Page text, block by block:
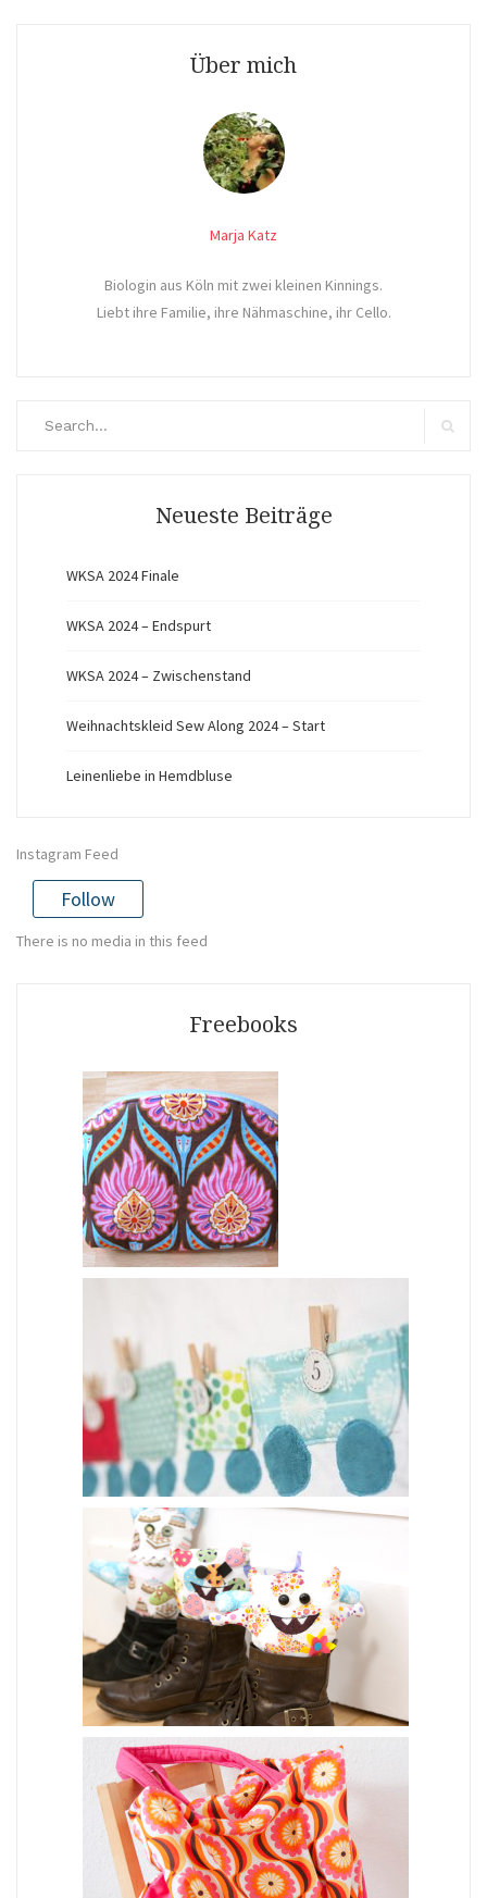
Über mich
Marja Katz
Biologin aus Köln mit zwei kleinen Kinnings.
Liebt ihre Familie, ihre Nähmaschine, ihr Cello.
Neueste Beiträge
WKSA 2024 Finale
WKSA 2024 – Endspurt
WKSA 2024 – Zwischenstand
Weihnachtskleid Sew Along 2024 – Start
Leinenliebe in Hemdbluse
Instagram Feed
Follow
There is no media in this feed
Freebooks